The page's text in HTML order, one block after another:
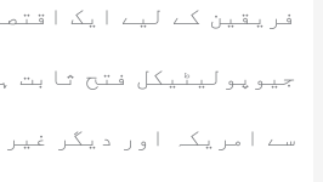
فریقین کے لیے ایک
جیوپولیٹیکل فتح ثابت
سے امریکہ اور دیگر